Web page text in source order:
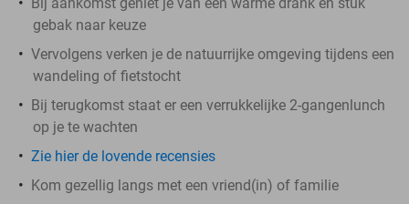
gebak naar keuze
Vervolgens verken je de natuurrijke omgeving tijdens een
wandeling of fietstocht
Bij terugkomst staat er een verrukkelijke 2-gangenlunch
op je te wachten
Zie hier de lovende recensies
Kom gezellig langs met een vriend(in) of familie